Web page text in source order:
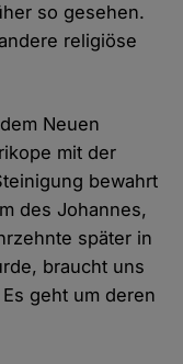
so gesehen.
religiöse
Neuen
mit der
bewahrt
des Johannes,
später in
braucht uns
geht um deren